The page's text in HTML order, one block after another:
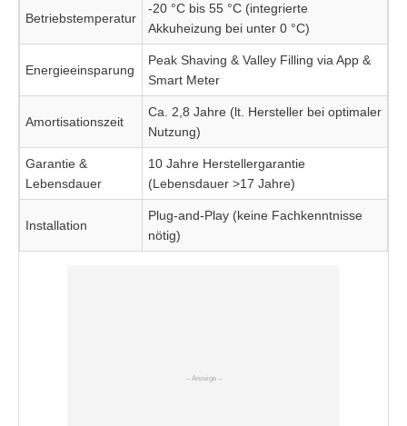
Betriebstemperatur
-20 °C bis 55 °C (integrierte
Akkuheizung bei unter 0 °C)
Energieeinsparung
Peak Shaving & Valley Filling via App &
Smart Meter
Amortisationszeit
Ca. 2,8 Jahre (lt. Hersteller bei optimaler
Nutzung)
Garantie &
Lebensdauer
10 Jahre Herstellergarantie
(Lebensdauer >17 Jahre)
Installation
Plug-and-Play (keine Fachkenntnisse
nötig)